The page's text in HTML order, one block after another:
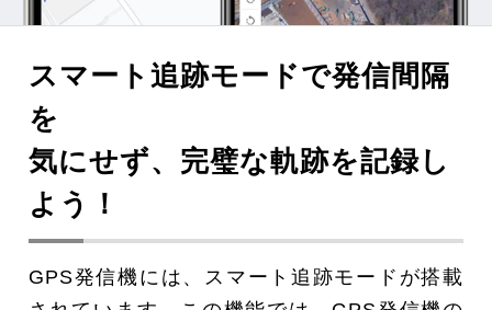
スマート追跡モードで発信間隔
を
気にせず、完璧な軌跡を記録し
よう！
GPS発信機には、スマート追跡モードが搭載